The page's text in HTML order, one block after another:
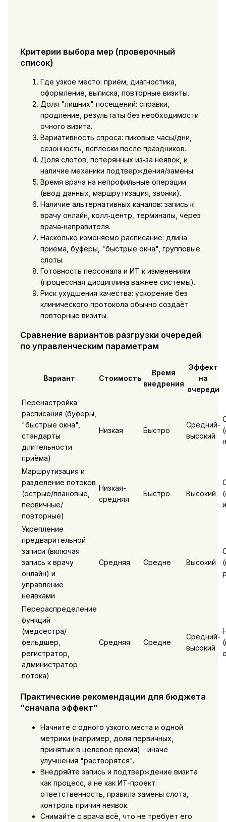
Критерии выбора мер (проверочный
список)
Где узкое место: приём, диагностика,
оформление, выписка, повторные визиты.
Доля "лишних" посещений: справки,
продление, результаты без необходимости
очного визита.
Вариативность спроса: пиковые часы/дни,
сезонность, всплески после праздников.
Доля слотов, потерянных из‑за неявок, и
наличие механики подтверждения/замены.
Время врача на непрофильные операции
(ввод данных, маршрутизация, звонки).
Наличие альтернативных каналов: запись к
врачу онлайн, колл‑центр, терминалы, через
врача‑направителя.
Насколько изменяемо расписание: длина
приёма, буферы, "быстрые окна", групповые
слоты.
Готовность персонала и ИТ к изменениям
(процессная дисциплина важнее системы).
Риск ухудшения качества: ускорение без
клинического протокола обычно создаёт
повторные визиты.
Сравнение вариантов разгрузки очередей
по управленческим параметрам
Вариант Стоимость
Время
внедрения
Эффект
на
очереди
Перенастройка
расписания (буферы,
"быстрые окна",
стандарты
длительности
приёма)
Низкая Быстро
Средний-
высокий
Маршрутизация и
разделение потоков
(острые/плановые,
первичные/
повторные)
Низкая-
средняя
Быстро Высокий
Укрепление
предварительной
записи (включая
запись к врачу
онлайн) и
управление
неявками
Средняя Средне Высокий
Перераспределение
функций
(медсестра/
фельдшер,
регистратор,
администратор
потока)
Средняя Средне
Средний-
высокий
Практические рекомендации для бюджета
"сначала эффект"
Начните с одного узкого места и одной
метрики (например, доля первичных,
принятых в целевое время) - иначе
улучшения "растворятся".
Внедряйте запись и подтверждение визита
как процесс, а не как ИТ‑проект:
ответственность, правила замены слота,
контроль причин неявок.
Снимайте с врача всё, что не требует его